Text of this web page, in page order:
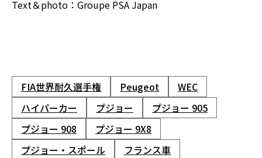
Text＆photo：Groupe PSA Japan
FIA世界耐久選手権 Peugeot
WEC
ハイパーカー
プジョー
プジョー 905
プジョー 908
プジョー 9X8
プジョー・スポール
フランス車